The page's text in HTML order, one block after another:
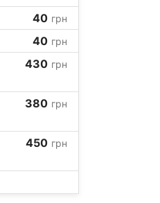
40 грн
40 грн
430 грн
380 грн
450 грн